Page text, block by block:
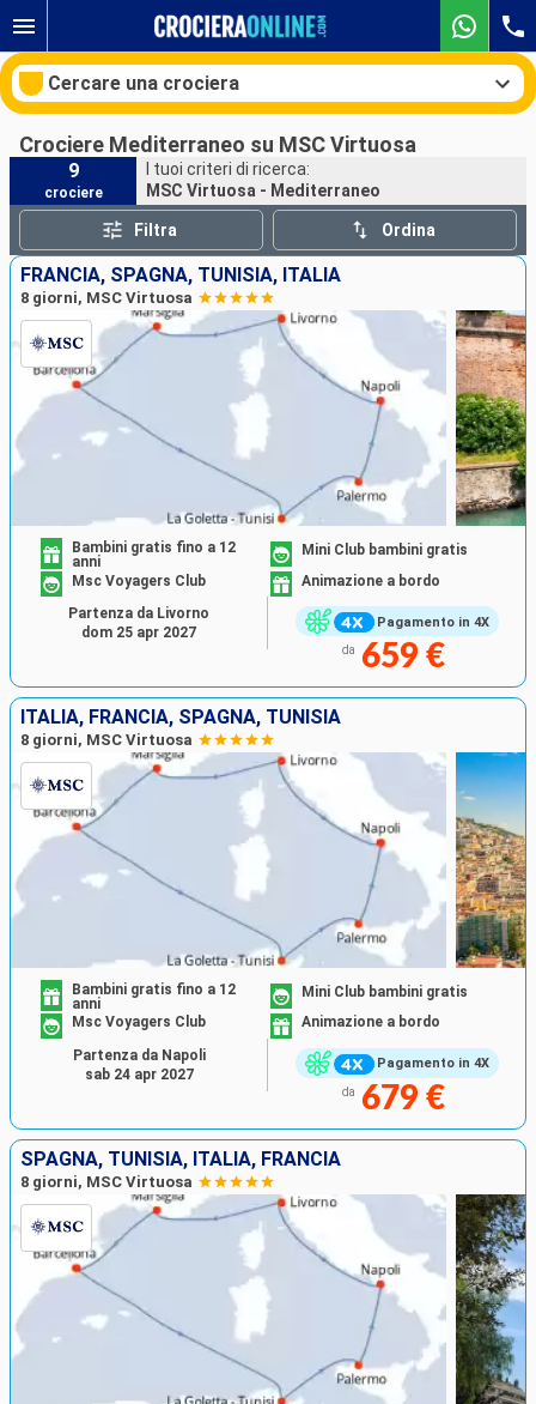
Cercare una crociera
Le nostre destinazioni
Mesi di partenza
Porti Compagnie
Ricerca
Crociere Mediterraneo su MSC Virtuosa
9
crociere
I tuoi criteri di ricerca:
MSC Virtuosa - Mediterraneo
Filtra Ordina
FRANCIA, SPAGNA, TUNISIA, ITALIA
8 giorni, MSC Virtuosa
Pagamento in 4X
Bambini gratis fino a 12
anni
Mini Club bambini gratis
Msc Voyagers Club
Animazione a bordo
da 659 €
Partenza da Livorno
dom 25 apr 2027
ITALIA, FRANCIA, SPAGNA, TUNISIA
8 giorni, MSC Virtuosa
Pagamento in 4X
Bambini gratis fino a 12
anni
Mini Club bambini gratis
Msc Voyagers Club
Animazione a bordo
da 679 €
Partenza da Napoli
sab 24 apr 2027
SPAGNA, TUNISIA, ITALIA, FRANCIA
8 giorni, MSC Virtuosa